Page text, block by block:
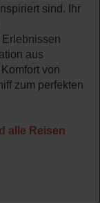
sind. Ihr
aus
von
zum perfekten
alle Reisen